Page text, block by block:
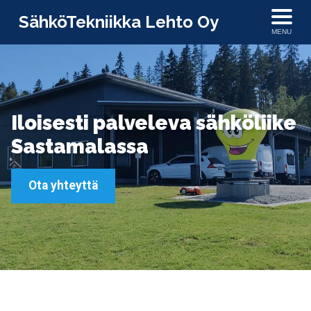
SähköTekniikka Lehto Oy MENU
Iloisesti palveleva sähköliike
Sastamalassa
Ota yhteyttä